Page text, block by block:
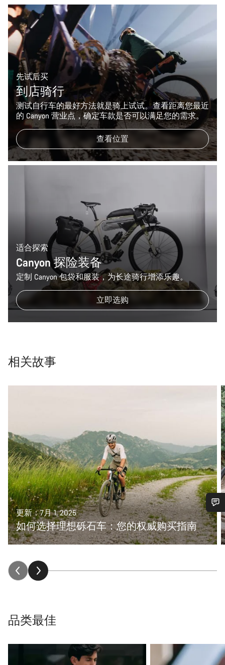
先试后买
到店骑行
测试自行车的最好方法就是骑上试试。查看距离您最近
的 Canyon 营业点，确定车款是否可以满足您的需求。
查看位置
适合探索
Canyon 探险装备
定制 Canyon 包袋和服装，为长途骑行增添乐趣。
立即选购
相关故事
更新：7月 1, 2025
如何选择理想砾石车：您的权威购买指南
品类最佳
您需要帮助吗？